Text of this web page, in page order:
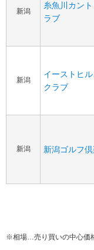
新潟
糸魚川カン
ラブ
新潟
イーストヒ
クラブ
新潟 新潟ゴルフ
※相場…売り買いの中心価